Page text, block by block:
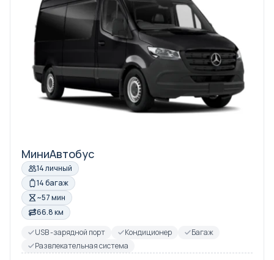
МиниАвтобус
14 личный
14 багаж
~57 мин
66.8 км
USB -зарядной порт
Кондиционер
Багаж
Развлекательная система